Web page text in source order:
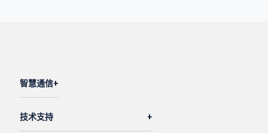
智慧通信
技术支持